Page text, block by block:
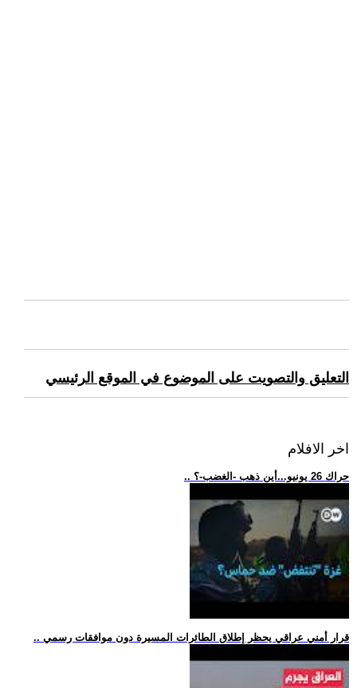
التعليق والتصويت على الموضوع في الموقع الرئيسي
اخر الافلام
.. حراك 26 يونيو...أين ذهب -الغضب-؟
.. قرار أمني عراقي يحظر إطلاق الطائرات المسيرة دون موافقات رسمي